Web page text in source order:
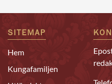
SITEMAP
Hem
Kungafamiljen